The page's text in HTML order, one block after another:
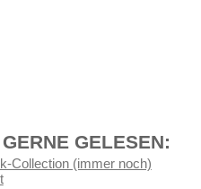
GELESEN:
Collection (immer noch)